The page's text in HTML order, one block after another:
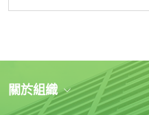
關於組織